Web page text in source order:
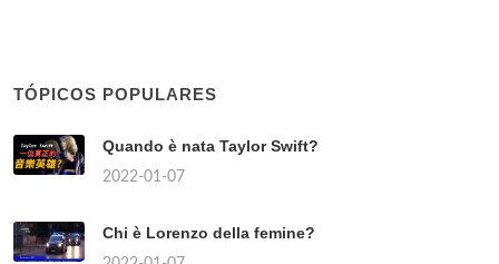
TÓPICOS POPULARES
Quando è nata Taylor Swift?
2022-01-07
Chi è Lorenzo della femine?